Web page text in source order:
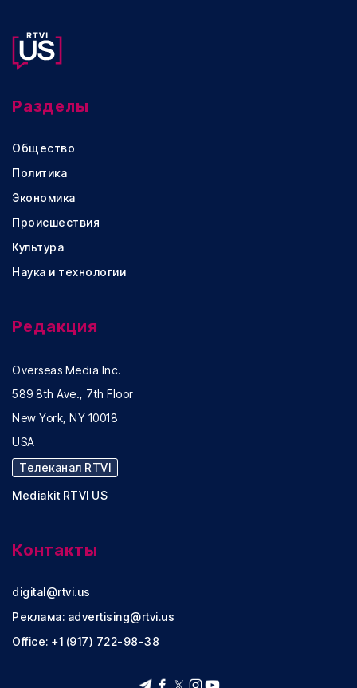
Разделы
Общество
Политика
Экономика
Происшествия
Культура
Наука и технологии
Редакция
Overseas Media Inc.
589 8th Ave., 7th Floor
New York, NY 10018
USA
Телеканал RTVI
Mediakit RTVI US
Контакты
digital@rtvi.us
Реклама: advertising@rtvi.us
Office: +1 (917) 722-98-38